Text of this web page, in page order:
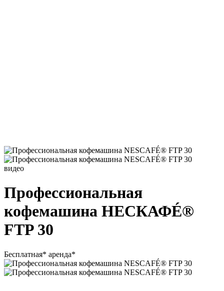
видео
Профессиональная
кофемашина НЕСКАФÉ®
FTP 30
Бесплатная* аренда*